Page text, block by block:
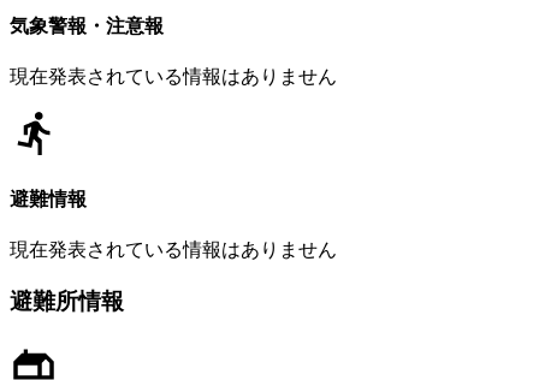
気象警報・注意報
現在発表されている情報はありません
避難情報
現在発表されている情報はありません
避難所情報